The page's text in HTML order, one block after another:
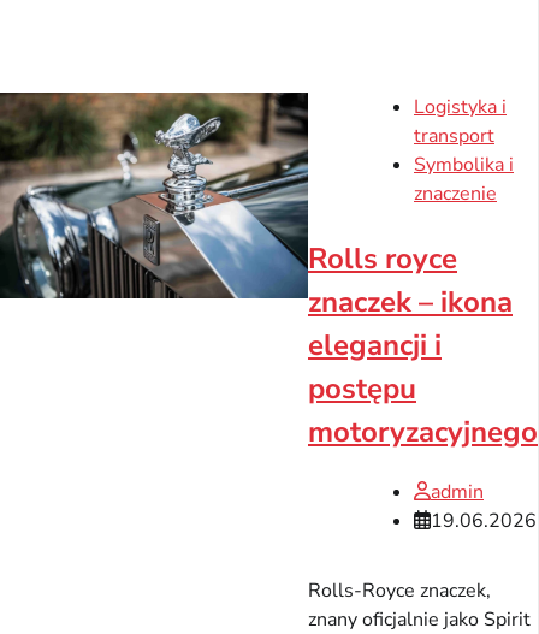
Logistyka i
transport
Symbolika i
znaczenie
Rolls royce
znaczek – ikona
elegancji i
postępu
motoryzacyjnego
admin
19.06.2026
Rolls-Royce znaczek,
znany oficjalnie jako Spirit